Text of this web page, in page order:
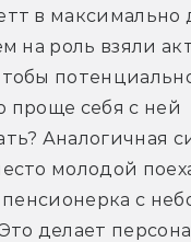
в максимально
на роль взяли
проще себя с ней
Аналогичная
молодой
пенсионерка с
делает